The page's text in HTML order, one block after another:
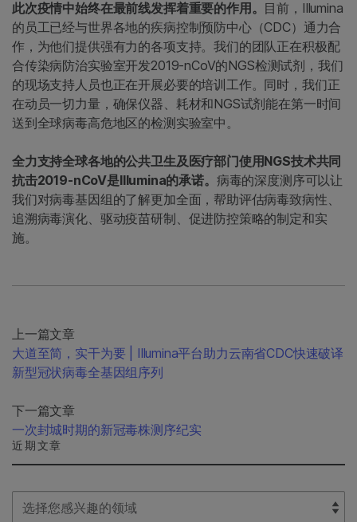
此次疫情中始终在最前线发挥着重要的作用。 目前，Illumina
的员工已经与世界各地的疾病控制预防中心（CDC）通力合
作，为他们提供强有力的各项支持。我们的团队正在积极配
合传染病防治实验室开发2019-nCoV的NGS检测试剂，我们
的现场支持人员也正在开展必要的培训工作。同时，我们正
在动员一切力量，确保仪器、耗材和NGS试剂能在第一时间
送到全球病毒高危地区的检测实验室中。
全力支持全球各地的公共卫生及医疗部门使用NGS技术共同
抗击2019-nCoV是Illumina的承诺。 病毒的深度测序可以让
我们对病毒基因组的了解更加全面，帮助评估病毒致病性、
追溯病毒演化、驱动疫苗研制、促进防控策略的制定和实
施。
上一篇文章
大道至简，实干为要 | Illumina平台助力云南省CDC快速破译
新型冠状病毒全基因组序列
下一篇文章
一次封城时期的新冠毒株测序纪实
近期文章
Select Filter